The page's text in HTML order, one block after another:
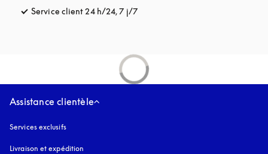
Service client 24 h/24, 7 j/7s’ouvre dans un nouvel onglet
Assistance clientèle
Services exclusifs
Livraison et expédition